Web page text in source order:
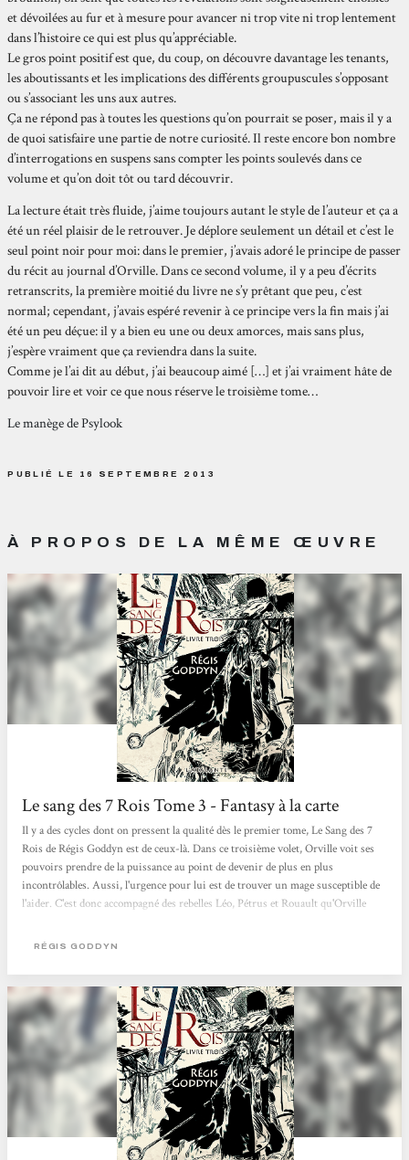
et dévoilées au fur et à mesure pour avancer ni trop vite ni trop lentement
dans l’histoire ce qui est plus qu’appréciable.
Le gros point positif est que, du coup, on découvre davantage les tenants,
les aboutissants et les implications des différents groupuscules s’opposant
ou s’associant les uns aux autres.
Ça ne répond pas à toutes les questions qu’on pourrait se poser, mais il y a
de quoi satisfaire une partie de notre curiosité. Il reste encore bon nombre
d’interrogations en suspens sans compter les points soulevés dans ce
volume et qu’on doit tôt ou tard découvrir.
La lecture était très fluide, j’aime toujours autant le style de l’auteur et ça a
été un réel plaisir de le retrouver. Je déplore seulement un détail et c’est le
seul point noir pour moi: dans le premier, j’avais adoré le principe de passer
du récit au journal d’Orville. Dans ce second volume, il y a peu d’écrits
retranscrits, la première moitié du livre ne s’y prêtant que peu, c’est
normal; cependant, j’avais espéré revenir à ce principe vers la fin mais j’ai
été un peu déçue: il y a bien eu une ou deux amorces, mais sans plus,
j’espère vraiment que ça reviendra dans la suite.
Comme je l’ai dit au début, j’ai beaucoup aimé […] et j’ai vraiment hâte de
pouvoir lire et voir ce que nous réserve le troisième tome…
Le manège de Psylook
PUBLIÉ LE 16 SEPTEMBRE 2013
À PROPOS DE LA MÊME ŒUVRE
Le sang des 7 Rois Tome 3 - Fantasy à la carte
Il y a des cycles dont on pressent la qualité dès le premier tome, Le Sang des 7
Rois de Régis Goddyn est de ceux-là. Dans ce troisième volet, Orville voit ses
pouvoirs prendre de la puissance au point de devenir de plus en plus
incontrôlables. Aussi, l'urgence pour lui est de trouver un mage susceptible de
l'aider. C'est donc accompagné des rebelles Léo, Pétrus et Rouault qu'Orville
d'ailleurs le ramener sur sa terre natale où il devra affronter autant ses
RÉGIS GODDYN